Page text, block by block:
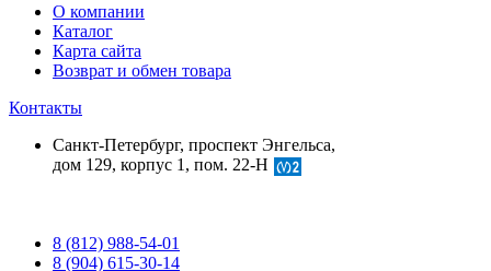
О компании
Каталог
Карта сайта
Возврат и обмен товара
Контакты
Санкт-Петербург, проспект Энгельса,
дом 129, корпус 1, пом. 22-Н
8 (812) 988-54-01
8 (904) 615-30-14